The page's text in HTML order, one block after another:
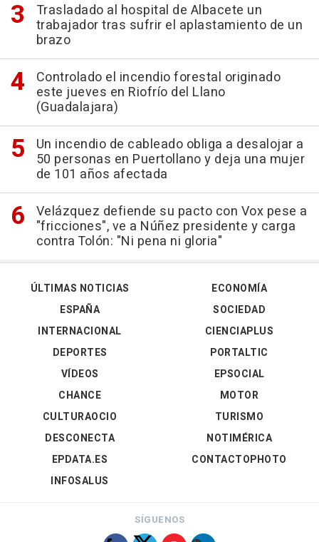
Trasladado al hospital de Albacete un
trabajador tras sufrir el aplastamiento de un
brazo
Controlado el incendio forestal originado
este jueves en Riofrío del Llano
(Guadalajara)
Un incendio de cableado obliga a desalojar a
50 personas en Puertollano y deja una mujer
de 101 años afectada
Velázquez defiende su pacto con Vox pese a
"fricciones", ve a Núñez presidente y carga
contra Tolón: "Ni pena ni gloria"
ÚLTIMAS NOTICIAS
ESPAÑA
INTERNACIONAL
DEPORTES
VÍDEOS
ECONOMÍA
SOCIEDAD
CIENCIAPLUS
PORTALTIC
EPSOCIAL
CHANCE
CULTURAOCIO
DESCONECTA
EPDATA.ES
INFOSALUS
MOTOR
TURISMO
NOTIMÉRICA
CONTACTOPHOTO
SÍGUENOS